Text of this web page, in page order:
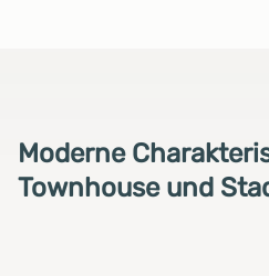
Moderne
Townhouse und